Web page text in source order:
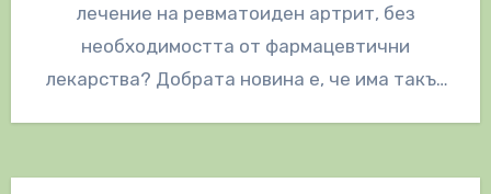
лечение на ревматоиден артрит, без
необходимостта от фармацевтични
лекарства? Добрата новина е, че има такъв